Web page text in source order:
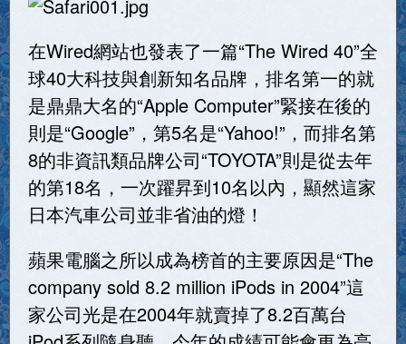
在Wired網站也發表了一篇“The Wired 40”全
球40大科技與創新知名品牌，排名第一的就
是鼎鼎大名的“Apple Computer”緊接在後的
則是“Google”，第5名是“Yahoo!”，而排名第
8的非資訊類品牌公司“TOYOTA”則是從去年
的第18名，一次躍昇到10名以內，顯然這家
日本汽車公司並非省油的燈！
蘋果電腦之所以成為榜首的主要原因是“The
company sold 8.2 million iPods in 2004”這
家公司光是在2004年就賣掉了8.2百萬台